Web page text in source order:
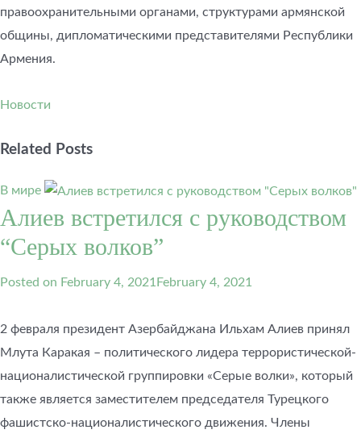
правоохранительными органами, структурами армянской
общины, дипломатическими представителями Республики
Армения.
Новости
Related Posts
В мире
Алиев встретился с руководством
“Серых волков”
Posted on February 4, 2021 February 4, 2021
2 февраля президент Азербайджана Ильхам Алиев принял
Млута Каракая – политического лидера террористической-
националистической группировки «Серые волки», который
также является заместителем председателя Турецкого
фашистско-националистического движения. Члены